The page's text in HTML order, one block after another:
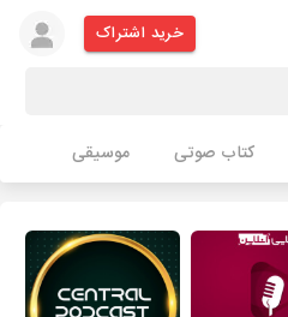
خرید اشتراک
کتاب صوتی موسیقی